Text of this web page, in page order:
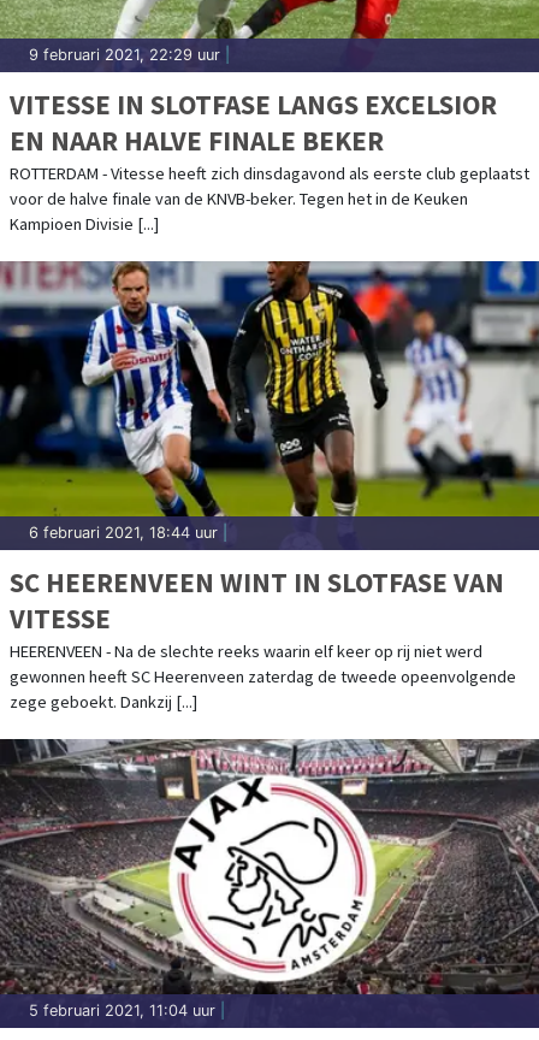
9 februari 2021, 22:29 uur
VITESSE IN SLOTFASE LANGS EXCELSIOR
EN NAAR HALVE FINALE BEKER
ROTTERDAM - Vitesse heeft zich dinsdagavond als eerste club geplaatst
voor de halve finale van de KNVB-beker. Tegen het in de Keuken
Kampioen Divisie [...]
6 februari 2021, 18:44 uur
SC HEERENVEEN WINT IN SLOTFASE VAN
VITESSE
HEERENVEEN - Na de slechte reeks waarin elf keer op rij niet werd
gewonnen heeft SC Heerenveen zaterdag de tweede opeenvolgende
zege geboekt. Dankzij [...]
5 februari 2021, 11:04 uur